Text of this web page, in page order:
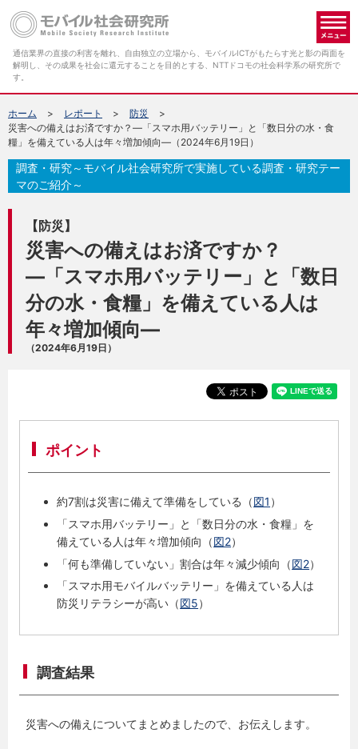
通信業界の直接の利害を離れ、自由独立の立場から、モバイルICTがもたらす光と影の両面を
解明し、その成果を社会に還元することを目的とする、NTTドコモの社会科学系の研究所で
す。
ホーム レポート
防災
災害への備えはお済ですか？―「スマホ用バッテリー」と「数日分の水・食
糧」を備えている人は年々増加傾向―（2024年6月19日）
【防災】
災害への備えはお済ですか？
―「スマホ用バッテリー」と「数日
分の水・食糧」を備えている人は
年々増加傾向―
（2024年6月19日）
調査・研究～モバイル社会研究所で実施している調査・研究テー
マのご紹介～
ポイント
約7割は災害に備えて準備をしている（図1 ）
「スマホ用バッテリー」と「数日分の水・食糧」を
備えている人は年々増加傾向（図2）
「何も準備していない」割合は年々減少傾向（図2）
「スマホ用モバイルバッテリー」を備えている人は
防災リテラシーが高い（図5）
調査結果
災害への備えについてまとめましたので、お伝えします。